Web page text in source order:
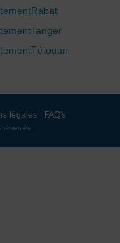
légales FAQ's